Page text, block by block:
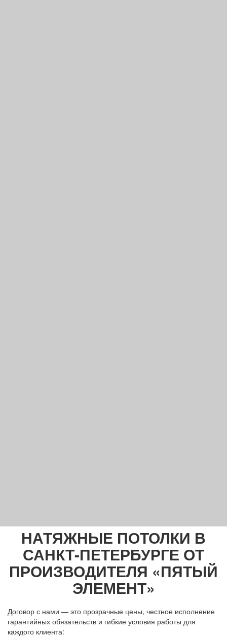
НАТЯЖНЫЕ ПОТОЛКИ В
САНКТ-ПЕТЕРБУРГЕ ОТ
ПРОИЗВОДИТЕЛЯ «ПЯТЫЙ
ЭЛЕМЕНТ»
Договор с нами — это прозрачные цены, честное исполнение
гарантийных обязательств и гибкие условия работы для
каждого клиента: